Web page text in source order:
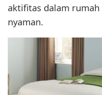
aktifitas dalam
nyaman.